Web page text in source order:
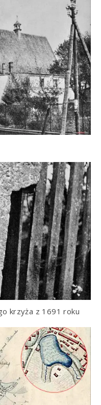
krzyża z 1691 roku